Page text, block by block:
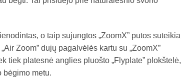
o taip sujungtos „ZoomX” putos suteikia
Zoom” dujų pagalvėlės kartu su „ZoomX”
tiek platesnė anglies pluošto „Flyplate” plokštelė,
bėgimo metu.